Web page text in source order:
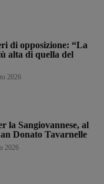
di opposizione: “La
alta di quella del
2026
la Sangiovannese, al
Donato Tavarnelle
2026